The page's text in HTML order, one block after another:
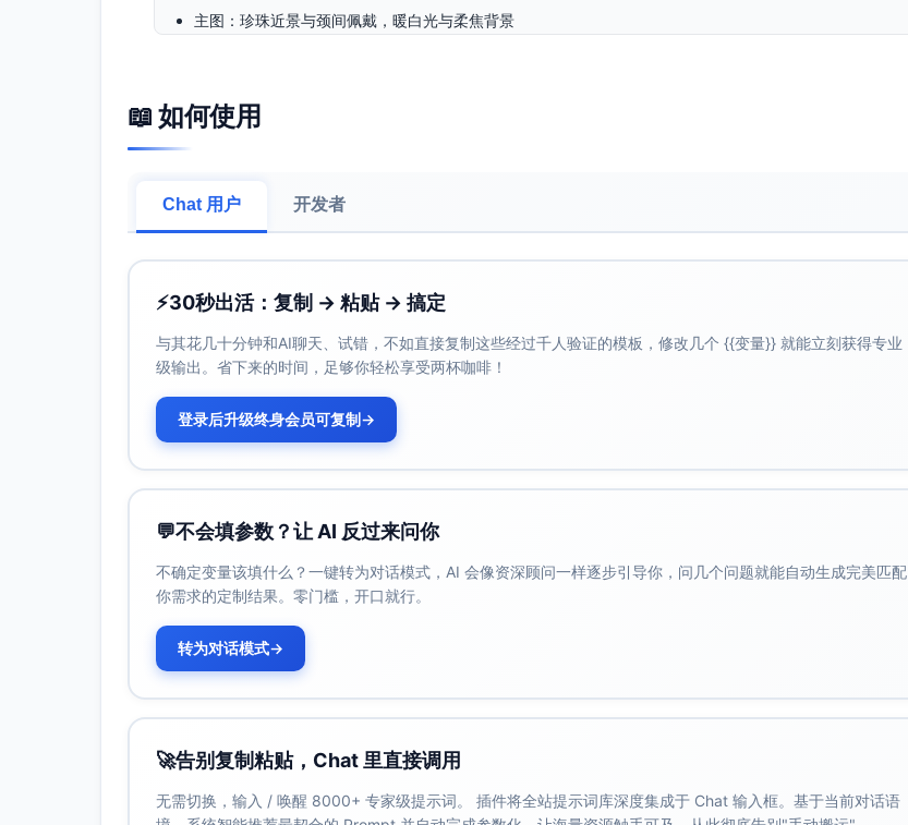
主图：珍珠近景与颈间佩戴，暖白光与柔焦背景
场景搭配：针织、衬衫与礼服三套风格对比
图标：礼盒、心形、低敏材质、可调长度、品质保障
📖 如何使用
Chat 用户 开发者
⚡30秒出活：复制 → 粘贴 → 搞定
与其花几十分钟和AI聊天、试错，不如直接复制这些经过千人验证的模板，修改几个 {{变量}} 就能立刻获得专业
级输出。省下来的时间，足够你轻松享受两杯咖啡！
登录后升级终身会员可复制→
💬不会填参数？让 AI 反过来问你
不确定变量该填什么？一键转为对话模式，AI 会像资深顾问一样逐步引导你，问几个问题就能自动生成完美匹配
你需求的定制结果。零门槛，开口就行。
转为对话模式→
🚀告别复制粘贴，Chat 里直接调用
无需切换，输入 / 唤醒 8000+ 专家级提示词。 插件将全站提示词库深度集成于 Chat 输入框。基于当前对话语